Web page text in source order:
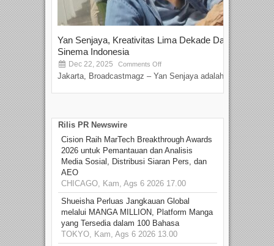
Yan Senjaya, Kreativitas Lima Dekade Dalam
Sinema Indonesia
Dec 22, 2025 Comments Off
Jakarta, Broadcastmagz – Yan Senjaya adalah...
Rilis PR Newswire
Cision Raih MarTech Breakthrough Awards
2026 untuk Pemantauan dan Analisis
Media Sosial, Distribusi Siaran Pers, dan
AEO
CHICAGO, Kam, Ags 6 2026 17.00
Shueisha Perluas Jangkauan Global
melalui MANGA MILLION, Platform Manga
yang Tersedia dalam 100 Bahasa
TOKYO, Kam, Ags 6 2026 13.00